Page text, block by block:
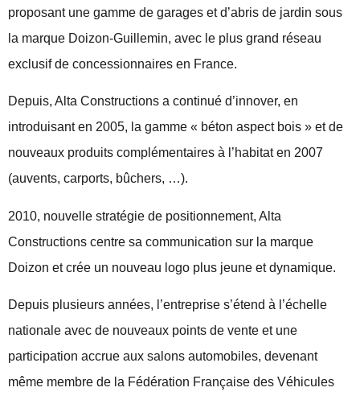
proposant une gamme de garages et d’abris de jardin sous
la marque Doizon-Guillemin, avec le plus grand réseau
exclusif de concessionnaires en France.
Depuis, Alta Constructions a continué d’innover, en
introduisant en 2005, la gamme « béton aspect bois » et de
nouveaux produits complémentaires à l’habitat en 2007
(auvents, carports, bûchers, …).
2010, nouvelle stratégie de positionnement, Alta
Constructions centre sa communication sur la marque
Doizon et crée un nouveau logo plus jeune et dynamique.
Depuis plusieurs années, l’entreprise s’étend à l’échelle
nationale avec de nouveaux points de vente et une
participation accrue aux salons automobiles, devenant
même membre de la Fédération Française des Véhicules